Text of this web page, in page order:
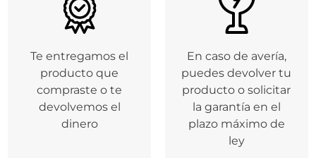
Te entregamos el
producto que
compraste o te
devolvemos el
dinero
En caso de avería,
puedes devolver tu
producto o solicitar
la garantía en el
plazo máximo de
ley